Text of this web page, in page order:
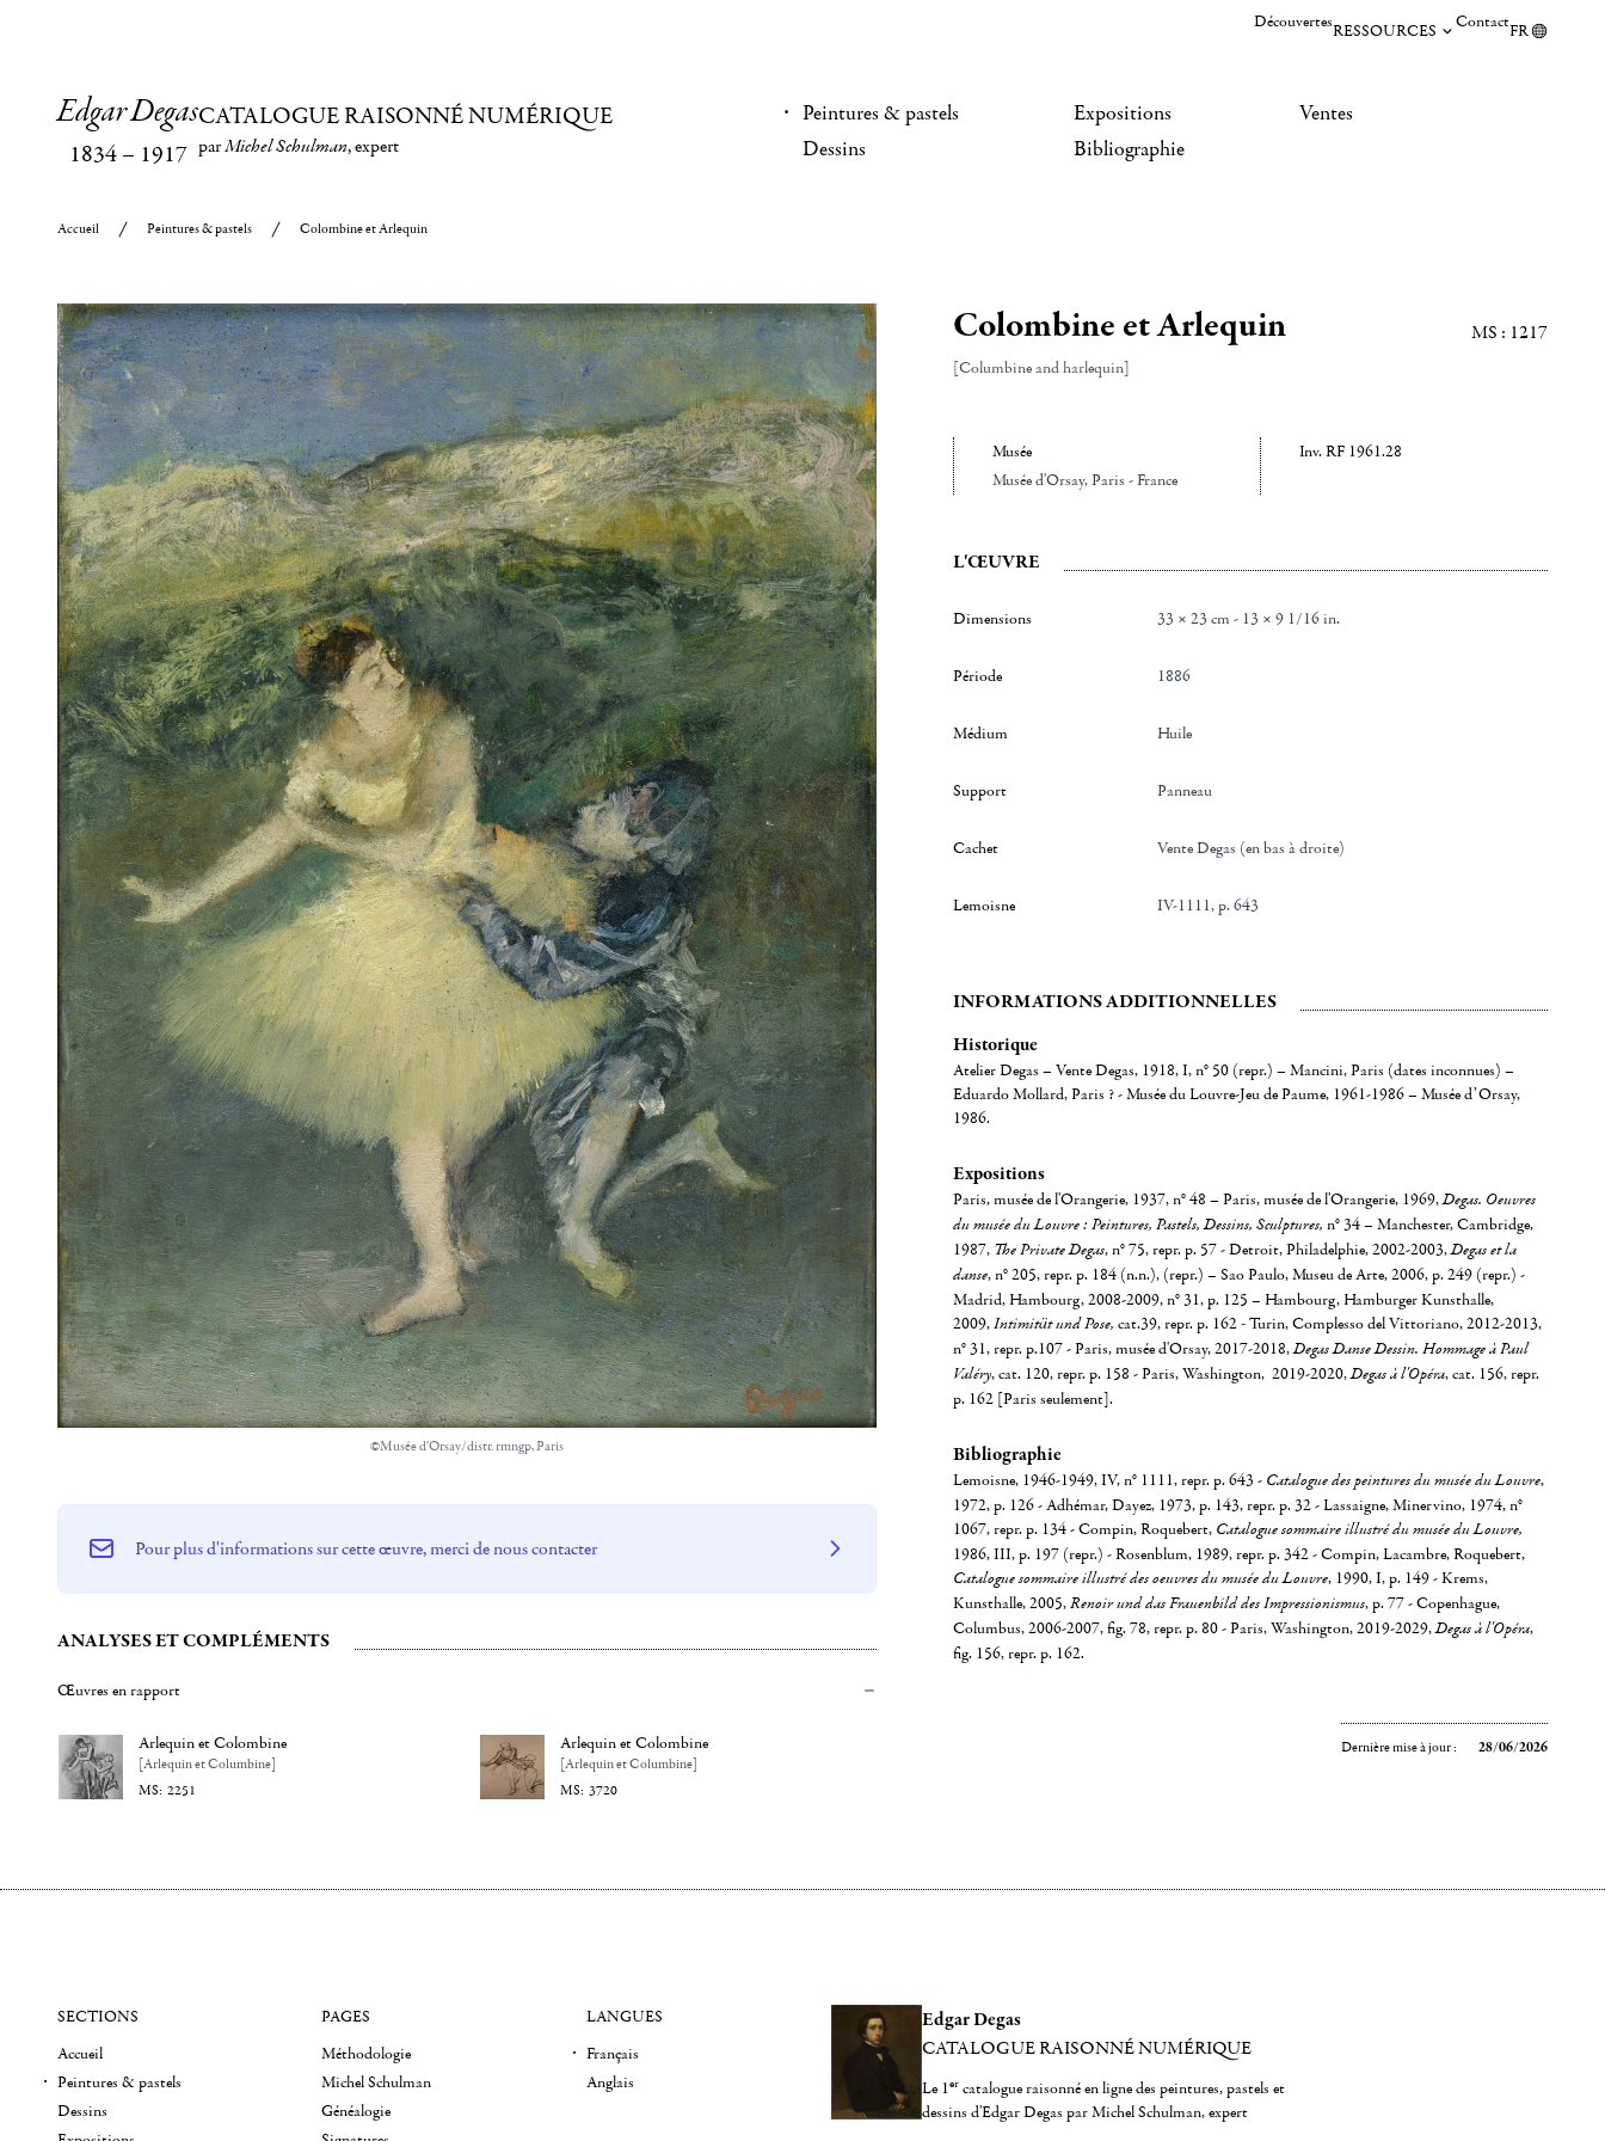
DécouvertesRESSOURCES ContactFR
Edgar Degas
1834– 1917
CATALOGUE RAISONNÉ NUMÉRIQUE
parMichel Schulman, expert
Peintures & pastels
Dessins
Expositions
Bibliographie
Ventes
Accueil Peintures & pastels Colombine et Arlequin
©Musée d'Orsay/distr. rmngp, Paris
Colombine et Arlequin
[Columbine and harlequin]
MS : 1217
Musée
Musée d'Orsay, Paris - France
Inv. RF 1961.28
L'ŒUVRE
Dimensions 33 × 23 cm - 13 × 9 1/16 in.
Période 1886
Médium Huile
Support Panneau
Cachet Vente Degas (en bas à droite)
Lemoisne IV-1111, p. 643
INFORMATIONS ADDITIONNELLES
Historique
Atelier Degas – Vente Degas, 1918, I, n° 50 (repr.) – Mancini, Paris (dates inconnues) –
Eduardo Mollard, Paris ? - Musée du Louvre-Jeu de Paume, 1961-1986 – Musée d’Orsay,
1986.
Expositions
Paris, musée de l'Orangerie, 1937, n° 48 – Paris, musée de l'Orangerie, 1969,Degas. Oeuvres
du musée du Louvre : Peintures, Pastels, Dessins, Sculptures, n° 34 – Manchester, Cambridge,
1987, The Private Degas, n° 75, repr. p. 57 - Detroit, Philadelphie, 2002-2003,Degas et la
danse, n° 205, repr. p. 184 (n.n.), (repr.) – Sao Paulo, Museu de Arte, 2006, p. 249 (repr.) -
Madrid, Hambourg, 2008-2009, n° 31, p. 125 – Hambourg, Hamburger Kunsthalle,
2009,Intimität und Pose, cat.39, repr. p. 162-Turin, Complesso del Vittoriano, 2012-2013,
n° 31, repr. p.107 - Paris, musée d'Orsay, 2017-2018,Degas Danse Dessin. Hommage à Paul
Valéry, cat. 120, repr. p. 158 - Paris, Washington, 2019-2020,Degas à l'Opéra, cat. 156, repr.
p. 162 [Paris seulement].
Bibliographie
Lemoisne, 1946-1949, IV, n° 1111, repr. p. 643 - Catalogue des peintures du musée du Louvre,
1972, p. 126 - Adhémar, Dayez, 1973, p. 143, repr. p. 32 - Lassaigne, Minervino, 1974, n°
1067, repr. p. 134 - Compin, Roquebert, Catalogue sommaire illustré du musée du Louvre,
1986, III, p. 197 (repr.) - Rosenblum, 1989, repr. p. 342 - Compin, Lacambre, Roquebert,
Catalogue sommaire illustré des oeuvres du musée du Louvre, 1990, I, p. 149 - Krems,
Kunsthalle, 2005,Renoir und das Frauenbild des Impressionismus, p. 77 - Copenhague,
Columbus, 2006-2007, fig. 78, repr. p. 80 - Paris, Washington, 2019-2029,Degas à l'Opéra,
fig. 156, repr. p. 162.
Dernière mise à jour : 28/06/2026
Pour plus d'informations sur cette œuvre, merci de nous contacter
ANALYSES ET COMPLÉMENTS
Œuvres en rapport
Arlequin et Colombine
[Arlequin et Columbine]
2251
Arlequin et Colombine
[Arlequin et Columbine]
3720
Edgar Degas
CATALOGUE RAISONNÉ NUMÉRIQUE
Le 1er catalogue raisonné en ligne des peintures, pastels et
dessins d'Edgar Degas par Michel Schulman, expert
SECTIONS
Accueil
Peintures & pastels
Dessins
PAGES
Méthodologie
Michel Schulman
Généalogie
LANGUES
Français
Anglais